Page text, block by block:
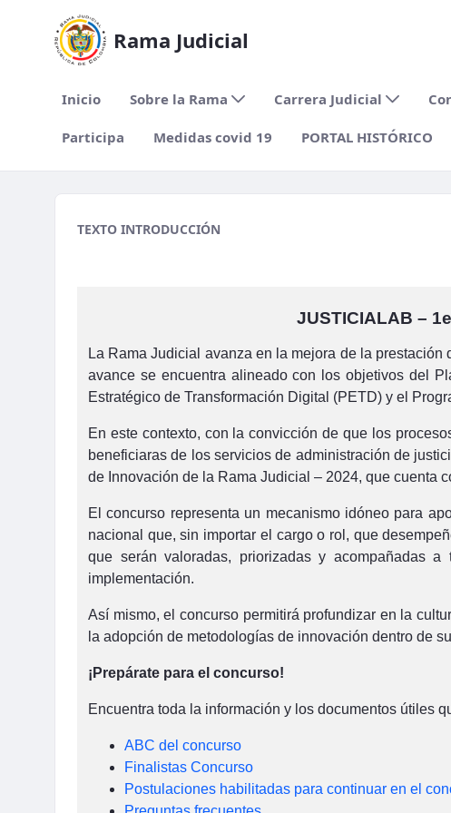
Rama Judicial
Inicio Sobre la Rama Carrera Judicial
Participa Medidas covid 19 PORTAL HISTÓRICO
migracion2
TEXTO INTRODUCCIÓN
JUSTICIALAB –
La Rama Judicial avanza en la mejora de la
avance se encuentra alineado con los objetivos del
Estratégico de Transformación Digital (PETD) y el
En este contexto, con la convicción de que los
beneficiaras de los servicios de administración de
de Innovación de la Rama Judicial – 2024, que cuenta
El concurso representa un mecanismo idóneo para
nacional que, sin importar el cargo o rol, que
que serán valoradas, priorizadas y acompañadas
implementación.
Así mismo, el concurso permitirá profundizar en la
la adopción de metodologías de innovación dentro de
¡Prepárate para el concurso!
Encuentra toda la información y los documentos útiles
ABC del concurso
Finalistas Concurso
Postulaciones habilitadas para continuar en el